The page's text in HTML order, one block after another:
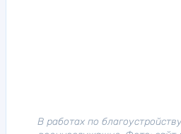
В работах по